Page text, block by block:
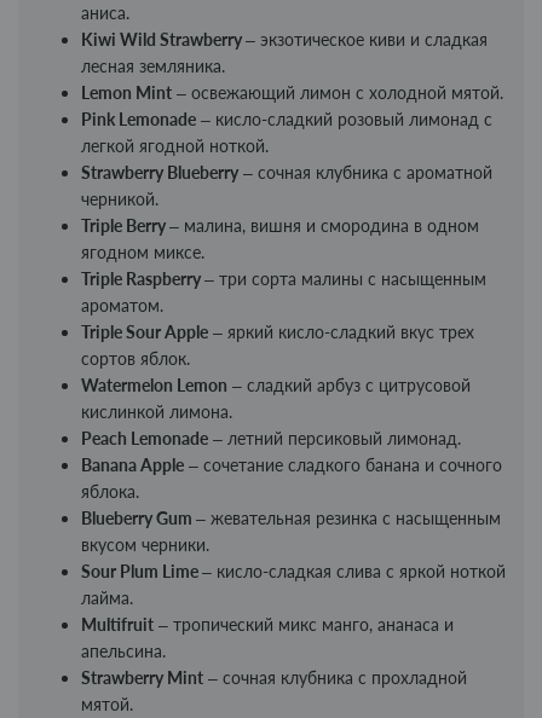
аниса.
Kiwi Wild Strawberry– экзотическое киви и сладкая
лесная земляника.
Lemon Mint – освежающий лимон с холодной мятой.
Pink Lemonade – кисло-сладкий розовый лимонад с
легкой ягодной ноткой.
Strawberry Blueberry – сочная клубника с ароматной
черникой.
Triple Berry– малина, вишня и смородина в одном
ягодном миксе.
Triple Raspberry– три сорта малины с насыщенным
ароматом.
Triple Sour Apple – яркий кисло-сладкий вкус трех
сортов яблок.
Watermelon Lemon – сладкий арбуз с цитрусовой
кислинкой лимона.
Peach Lemonade – летний персиковый лимонад.
Banana Apple – сочетание сладкого банана и сочного
яблока.
Blueberry Gum – жевательная резинка с насыщенным
вкусом черники.
Sour Plum Lime– кисло-сладкая слива с яркой ноткой
лайма.
Multifruit – тропический микс манго, ананаса и
апельсина.
Strawberry Mint – сочная клубника с прохладной
мятой.